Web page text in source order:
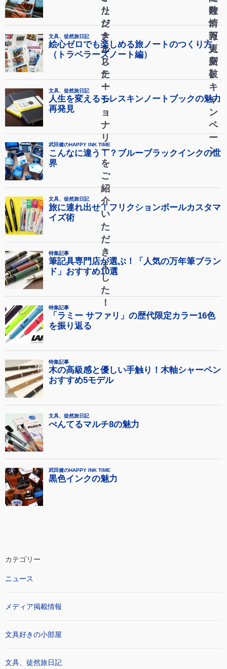
た
だ
き
ま
し
た
！
時
情
報
更
新
】
リ
ジ
ナ
ル
ス
テ
ー
シ
ョ
ナ
リ
ー
を
ご
紹
介
い
た
だ
き
ま
し
た
！
数
2
万
人
突
破
キ
ャ
ン
ペ
ー
ン
カテゴリー
ニュース
メディア掲載情報
文具好きの小部屋
文具、徒然旅日記